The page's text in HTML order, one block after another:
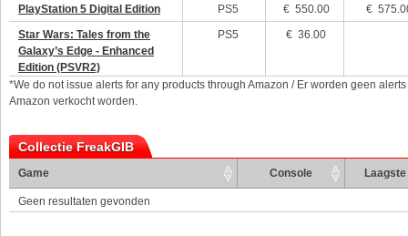
PlayStation 5 Digital Edition
PS5 € 550.00
€
Star Wars: Tales from the
Galaxy’s Edge - Enhanced
Edition (PSVR2)
PS5 €36.00
*We do not issue alerts for any products through Amazon / Er worden geen
Amazon verkocht worden.
Collectie FreakGIB
Game Console
Geen resultaten gevonden